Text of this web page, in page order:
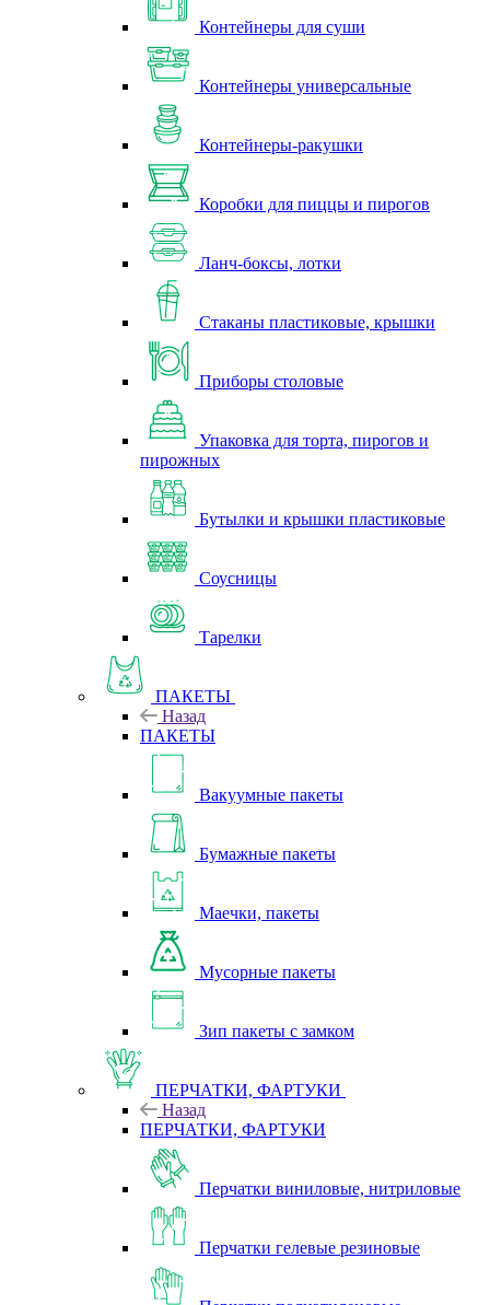
Контейнеры для суши
Контейнеры универсальные
Контейнеры-ракушки
Коробки для пиццы и пирогов
Ланч-боксы, лотки
Стаканы пластиковые, крышки
Приборы столовые
Упаковка для торта, пирогов и
пирожных
Бутылки и крышки пластиковые
Соусницы
Тарелки
ПАКЕТЫ
Назад
ПАКЕТЫ
Вакуумные пакеты
Бумажные пакеты
Маечки, пакеты
Мусорные пакеты
Зип пакеты с замком
ПЕРЧАТКИ, ФАРТУКИ
Назад
ПЕРЧАТКИ, ФАРТУКИ
Перчатки виниловые, нитриловые
Перчатки гелевые резиновые